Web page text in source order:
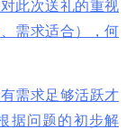
此次送礼的重视
需求适合），何
需求足够活跃才
据问题的初步解